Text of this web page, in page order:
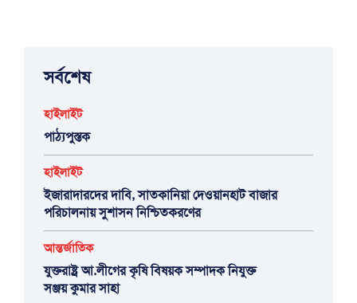
সর্বশেষ
হাইলাইট
পাঠ্যপুস্তক
হাইলাইট
ইজারাদারদের দাবি, সাতকানিয়া দেওয়ানহাট বাজার
পরিচালনায় সুশাসন নিশ্চিতকরণের
আন্তর্জাতিক
যুক্তরাষ্ট্র আ.লীগের কৃষি বিষয়ক সম্পাদক নিযুক্ত
সঞ্জয় কুমার সাহা